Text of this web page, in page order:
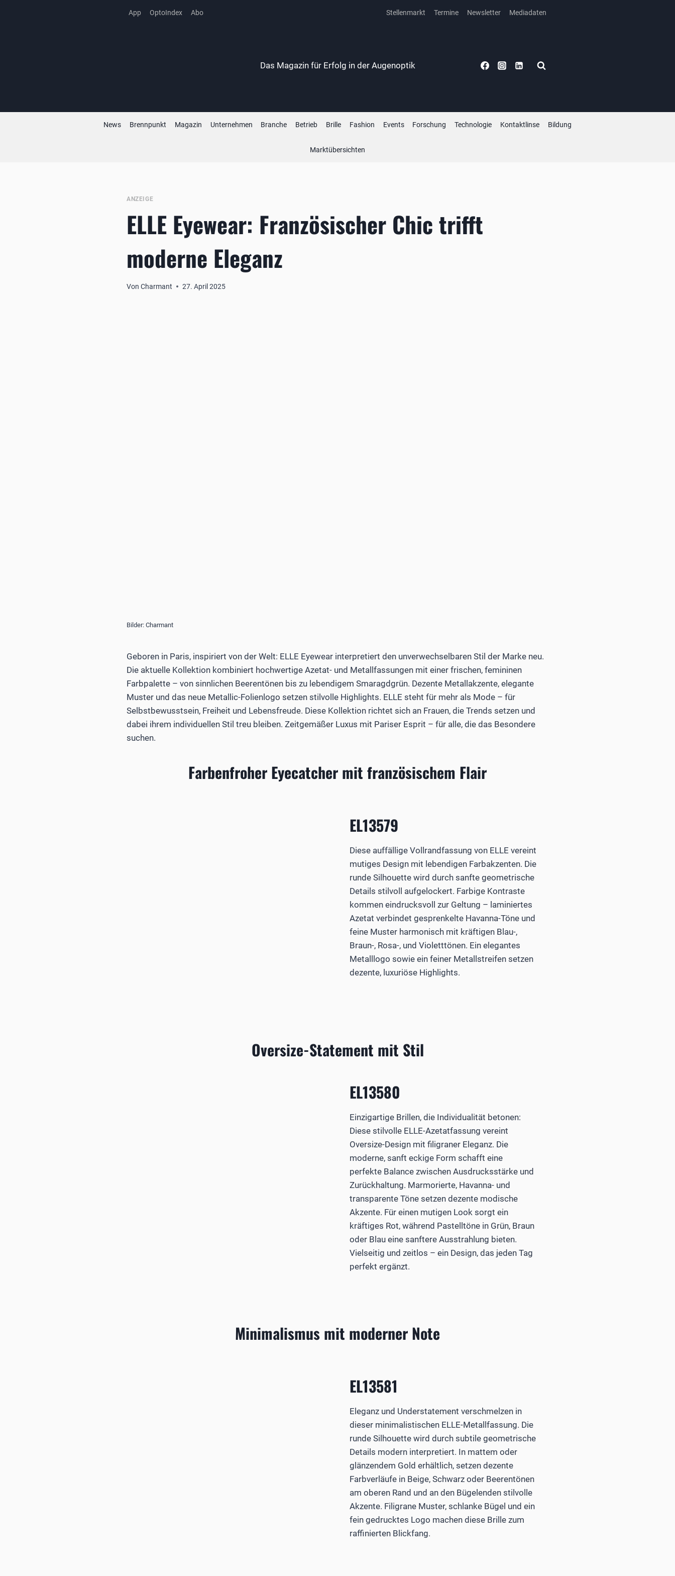
App OptoIndex Abo Stellenmarkt Termine Newsletter Mediadaten
Das Magazin für Erfolg in der Augenoptik
News Brennpunkt Magazin Unternehmen Branche Betrieb Brille Fashion Events Forschung Technologie Kontaktlinse Bildung
Marktübersichten
ANZEIGE
ELLE Eyewear: Französischer Chic trifft
moderne Eleganz
Von Charmant 27. April 2025
Bilder: Charmant
Geboren in Paris, inspiriert von der Welt: ELLE Eyewear interpretiert den unverwechselbaren Stil der Marke neu.
Die aktuelle Kollektion kombiniert hochwertige Azetat- und Metallfassungen mit einer frischen, femininen
Farbpalette – von sinnlichen Beerentönen bis zu lebendigem Smaragdgrün. Dezente Metallakzente, elegante
Muster und das neue Metallic-Folienlogo setzen stilvolle Highlights. ELLE steht für mehr als Mode – für
Selbstbewusstsein, Freiheit und Lebensfreude. Diese Kollektion richtet sich an Frauen, die Trends setzen und
dabei ihrem individuellen Stil treu bleiben. Zeitgemäßer Luxus mit Pariser Esprit – für alle, die das Besondere
suchen.
Farbenfroher Eyecatcher mit französischem Flair
EL13579
Diese auffällige Vollrandfassung von ELLE vereint
mutiges Design mit lebendigen Farbakzenten. Die
runde Silhouette wird durch sanfte geometrische
Details stilvoll aufgelockert. Farbige Kontraste
kommen eindrucksvoll zur Geltung – laminiertes
Azetat verbindet gesprenkelte Havanna-Töne und
feine Muster harmonisch mit kräftigen Blau-,
Braun-, Rosa-, und Violetttönen. Ein elegantes
Metalllogo sowie ein feiner Metallstreifen setzen
dezente, luxuriöse Highlights.
Oversize-Statement mit Stil
EL13580
Einzigartige Brillen, die Individualität betonen:
Diese stilvolle ELLE-Azetatfassung vereint
Oversize-Design mit filigraner Eleganz. Die
moderne, sanft eckige Form schafft eine
perfekte Balance zwischen Ausdrucksstärke und
Zurückhaltung. Marmorierte, Havanna- und
transparente Töne setzen dezente modische
Akzente. Für einen mutigen Look sorgt ein
kräftiges Rot, während Pastelltöne in Grün, Braun
oder Blau eine sanftere Ausstrahlung bieten.
Vielseitig und zeitlos – ein Design, das jeden Tag
perfekt ergänzt.
Minimalismus mit moderner Note
EL13581
Eleganz und Understatement verschmelzen in
dieser minimalistischen ELLE-Metallfassung. Die
runde Silhouette wird durch subtile geometrische
Details modern interpretiert. In mattem oder
glänzendem Gold erhältlich, setzen dezente
Farbverläufe in Beige, Schwarz oder Beerentönen
am oberen Rand und an den Bügelenden stilvolle
Akzente. Filigrane Muster, schlanke Bügel und ein
fein gedrucktes Logo machen diese Brille zum
raffinierten Blickfang.